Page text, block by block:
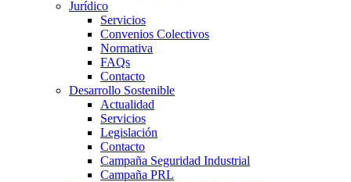
Jurídico
Servicios
Convenios Colectivos
Normativa
FAQs
Contacto
Desarrollo Sostenible
Actualidad
Servicios
Legislación
Contacto
Campaña Seguridad Industrial
Campaña PRL